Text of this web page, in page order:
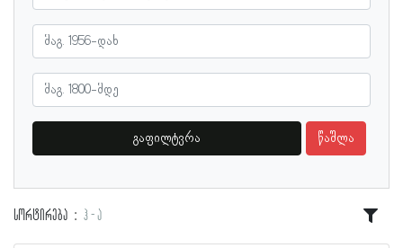
გაფილტვრა წაშლა
სორტირება ჰ - ა